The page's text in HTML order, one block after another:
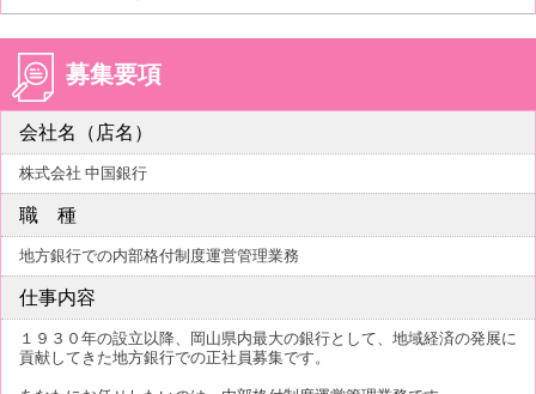
募集要項
会社名（店名）
株式会社 中国銀行
職 種
地方銀行での内部格付制度運営管理業務
仕事内容
１９３０年の設立以降、岡山県内最大の銀行として、地域経済の発展に
貢献してきた地方銀行での正社員募集です。